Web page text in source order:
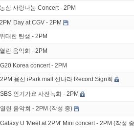
심 사랑나눔 Concert - 2PM
Day at CGV - 2PM
대한 탄생 - 2PM
린 음악회 - 2PM
Korea concert - 2PM
용산 iPark mall 신나라 Record Sign회
인기가요 사전녹화 - 2PM
린 음악회 - 2PM (작성 중)
U 'Meet at 2PM' Mini concert - 2PM (작성